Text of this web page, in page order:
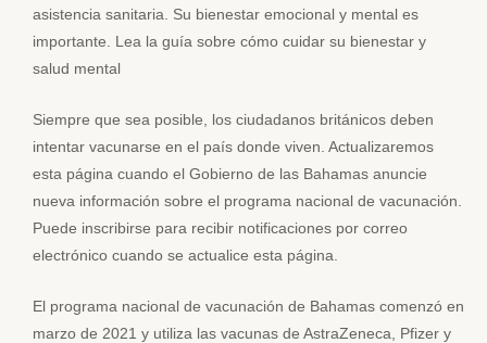
asistencia sanitaria. Su bienestar emocional y mental es
importante. Lea la guía sobre cómo cuidar su bienestar y
salud mental
Siempre que sea posible, los ciudadanos británicos deben
intentar vacunarse en el país donde viven. Actualizaremos
esta página cuando el Gobierno de las Bahamas anuncie
nueva información sobre el programa nacional de vacunación.
Puede inscribirse para recibir notificaciones por correo
electrónico cuando se actualice esta página.
El programa nacional de vacunación de Bahamas comenzó en
marzo de 2021 y utiliza las vacunas de AstraZeneca, Pfizer y